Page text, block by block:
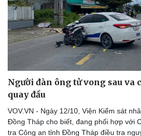
Người đàn ông tử vong sau va
quay đầu
VOV.VN - Ngày 12/10, Viện Kiểm sát
Đồng Tháp cho biết, đang phối hợp với
tra Công an tỉnh Đồng Tháp điều tra